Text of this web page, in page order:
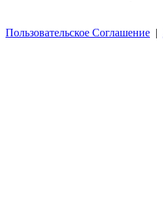
Пользовательское Соглашение |